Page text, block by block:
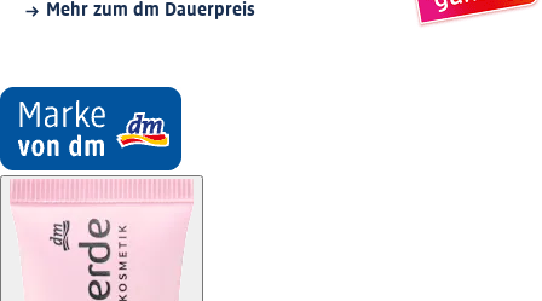
Mehr zum dm Dauerpreis